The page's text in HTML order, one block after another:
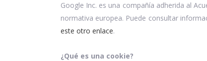
Google Inc. es una compañía adherida al
normativa europea. Puede consultar
este otro enlace.
¿Qué es una cookie?